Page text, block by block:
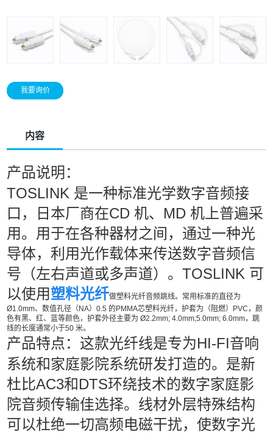
我要询价
内容
产品说明：
TOSLINK 是一种标准光学数字音频接
口，日本厂商在CD 机、MD 机上普遍采
用。用于在各种器材之间，通过一种光
导体，利用光作载体来传送数字音频信
号（左右声道或多声道）。TOSLINK 可
以使用塑料光纤做塑料光纤音频跳线。常用标准的直径为
Ø1.0mm、数值孔径（NA）0.5 的PMMA芯塑料光纤，护套为（阻燃）PVC，颜
色有黑、红、蓝等颜色，护套外径主要为 Ø2.2mm; 4.0mm;5.0mm; 6.0mm，跳
线的长度通常小于50 米。
产品特点：这款光纤线是专为HI-FI音响
系统和家庭影院系统研发打造的。是新
杜比AC3和DTS环绕技术的数字家庭影
院音频传输佳选择。线材外层特殊结构
可以杜绝一切高频电磁干扰，使数字光